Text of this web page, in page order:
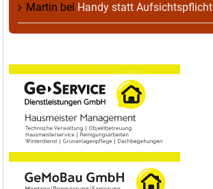
Martin bei Handy statt Aufsichtspflicht